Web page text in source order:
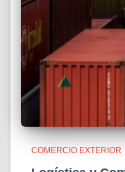
COMERCIO EXTERIOR